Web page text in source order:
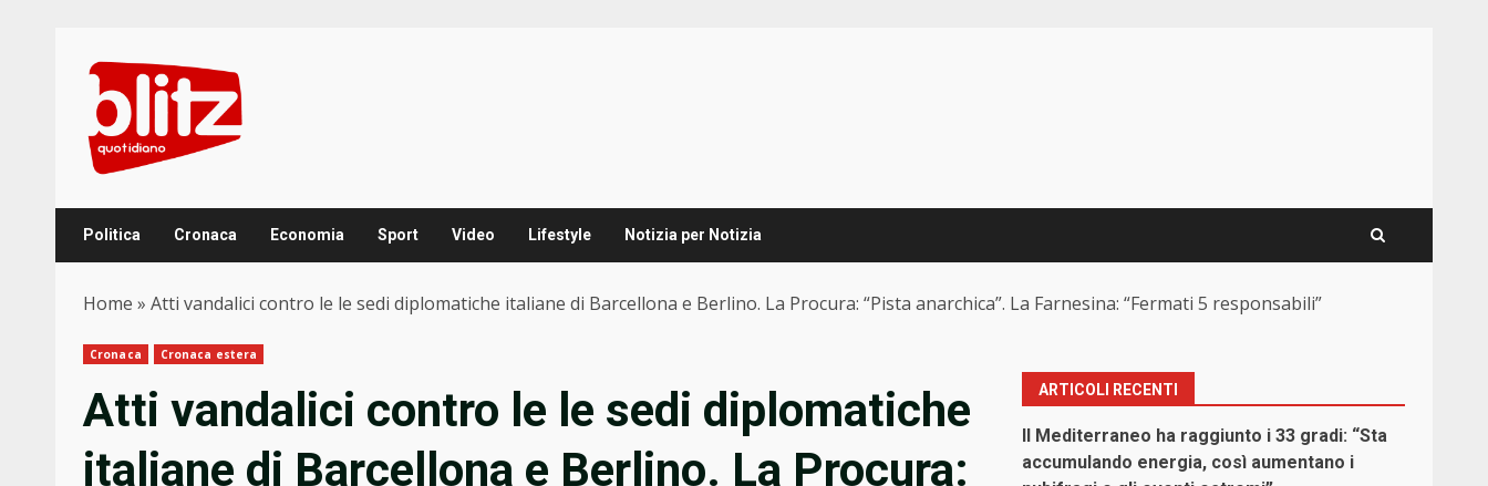
content
Politica Cronaca Economia Sport Video Lifestyle Notizia per Notizia
Home » Atti vandalici contro le le sedi diplomatiche italiane di Barcellona e Berlino. La Procura: “Pista anarchica”. La Farnesina: “Fermati 5 responsabili”
Cronaca Cronaca estera
Atti vandalici contro le le sedi diplomatiche
italiane di Barcellona e Berlino. La Procura:
ARTICOLI RECENTI
Il Mediterraneo ha raggiunto i 33 gradi: “Sta
accumulando energia, così aumentano i